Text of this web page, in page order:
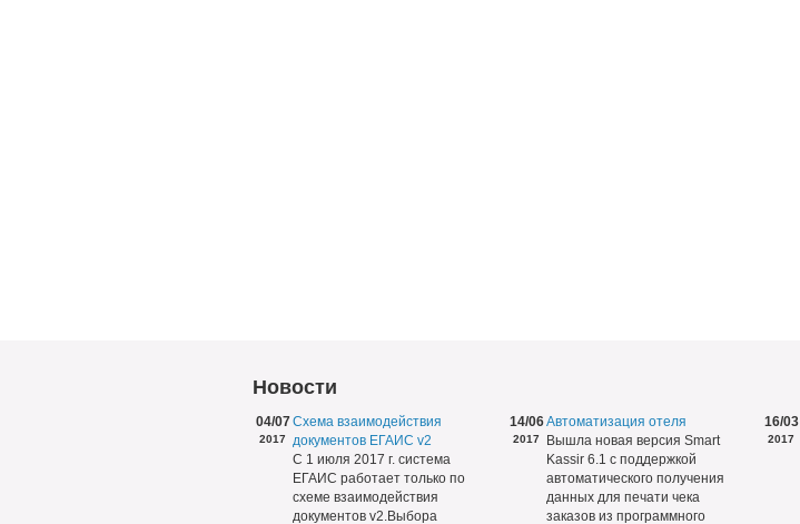
Новости
04/07
2017
Схема взаимодействия
документов ЕГАИС v2
С 1 июля 2017 г. система
ЕГАИС работает только по
схеме взаимодействия
документов v2.Выбора
14/06
2017
Автоматизация отеля
Вышла новая версия Smart
Kassir 6.1 с поддержкой
автоматического получения
данных для печати чека
заказов из программного
16/03
2017